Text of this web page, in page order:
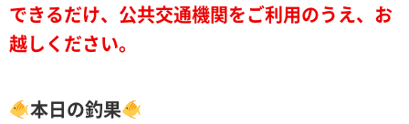
できるだけ、公共交通機関をご利用のうえ、お
越しください。
本日の釣果